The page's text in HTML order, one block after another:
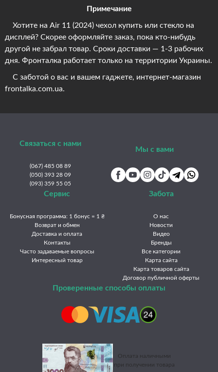
Примечание
Хотите на Air 11 (2024) чехол купить или стекло на
дисплей? Скорее оформляйте заказ, пока кто-нибудь
другой не забрал товар. Сроки доставки — 1-3 рабочих
дня. Фронталка работает только на территории Украины.
С заботой о вас и вашем гаджете, интернет-магазин
frontalka.com.ua.
Связаться с нами
(067) 485 08 89
(050) 393 28 09
(093) 359 55 05
Мы с вами
Сервис
Бонусная программа: 1 бонус = 1 ₴
Возврат и обмен
Доставка и оплата
Контакты
Часто задаваемые вопросы
Интересный товар
Забота
О нас
Новости
Видео
Бренды
Все категории
Карта сайта
Карта товаров сайта
Договор публичной оферты
Проверенные способы оплаты
Оплата наличными
при получении товара